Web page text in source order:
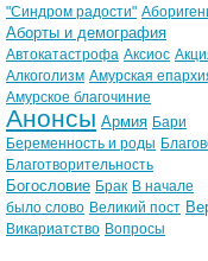
"Синдром радости"
Аборты и демография
Автокатастрофа Аксиос
Алкоголизм Амурская
Амурское благочиние
Анонсы Армия Бари
Беременность и роды
Благотворительность
Богословие Брак В начале
было слово Великий пост
Викариатство Вопросы